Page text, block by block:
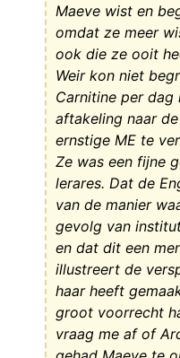
Maeve wist en
omdat ze meer
ook die ze ooit
Weir kon niet
Carnitine per dag
aftakeling naar
ernstige ME te
Ze was een fijne
lerares. Dat de
van de manier
gevolg van
en dat dit een
illustreert de
haar heeft
groot voorrecht
vraag me af of